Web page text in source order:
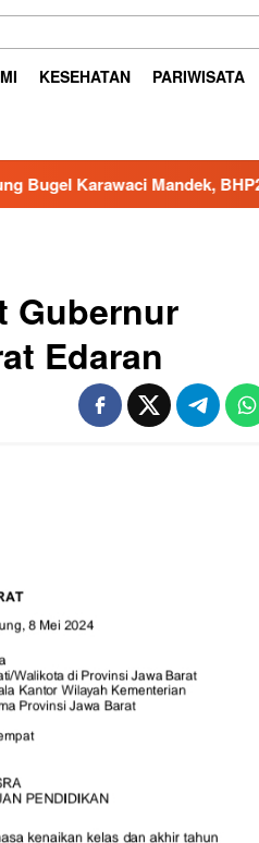
KESEHATAN PARIWISATA
Mandek, BHP2HI Ancam
Gubernur
Edaran